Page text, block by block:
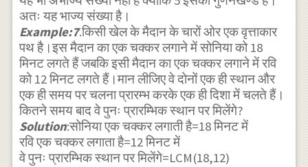
अतः यह भाज्य संख्या है।
Example:7.किसी खेल के मैदान के चारों ओर एक वृत्ताकार
पथ है।इस मैदान का एक चक्कर लगाने में सोनिया को 18
मिनट लगते हैं जबकि इसी मैदान का एक चक्कर लगाने में रवि
को 12 मिनट लगते हैं।मान लीजिए वे दोनों एक ही स्थान और
एक ही समय पर चलना प्रारम्भ करके एक ही दिशा में चलते हैं।
कितने समय बाद वे पुनः प्रारम्भिक स्थान पर मिलेंगे?
Solution:सोनिया एक चक्कर लगाती है=18 मिनट में
रवि एक चक्कर लगाता है=12 मिनट में
वे पुनः प्रारम्भिक स्थान पर मिलेंगे=LCM(18,12)